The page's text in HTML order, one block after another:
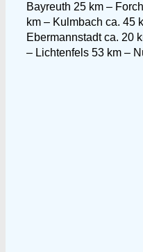
Bayreuth 25 km –
km – Kulmbach ca. 45
Ebermannstadt ca. 20
– Lichtenfels 53 km –